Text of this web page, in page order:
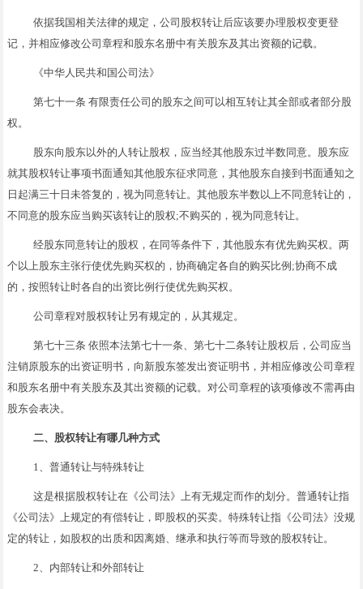
依据我国相关法律的规定，公司股权转让后应该要办理股权变更登
记，并相应修改公司章程和股东名册中有关股东及其出资额的记载。
《中华人民共和国公司法》
第七十一条 有限责任公司的股东之间可以相互转让其全部或者部分股
权。
股东向股东以外的人转让股权，应当经其他股东过半数同意。股东应
就其股权转让事项书面通知其他股东征求同意，其他股东自接到书面通知之
日起满三十日未答复的，视为同意转让。其他股东半数以上不同意转让的，
不同意的股东应当购买该转让的股权;不购买的，视为同意转让。
经股东同意转让的股权，在同等条件下，其他股东有优先购买权。两
个以上股东主张行使优先购买权的，协商确定各自的购买比例;协商不成
的，按照转让时各自的出资比例行使优先购买权。
公司章程对股权转让另有规定的，从其规定。
第七十三条 依照本法第七十一条、第七十二条转让股权后，公司应当
注销原股东的出资证明书，向新股东签发出资证明书，并相应修改公司章程
和股东名册中有关股东及其出资额的记载。对公司章程的该项修改不需再由
股东会表决。
二、股权转让有哪几种方式
1、普通转让与特殊转让
这是根据股权转让在《公司法》上有无规定而作的划分。普通转让指
《公司法》上规定的有偿转让，即股权的买卖。特殊转让指《公司法》没规
定的转让，如股权的出质和因离婚、继承和执行等而导致的股权转让。
2、内部转让和外部转让